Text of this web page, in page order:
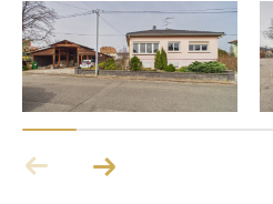
AFFINER
TERRASSE